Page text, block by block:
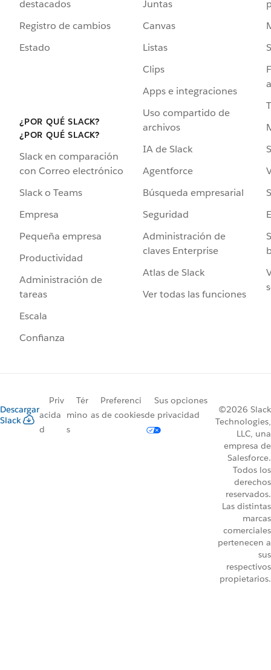
destacados
Registro de cambios
Estado
¿POR QUÉ SLACK?
¿POR QUÉ SLACK?
Slack en comparación
con Correo electrónico
Slack o Teams
Empresa
Pequeña empresa
Productividad
Administración de
tareas
Escala
Confianza
Juntas
Canvas
Listas
Clips
Apps e integraciones
Uso compartido de
archivos
IA de Slack
Agentforce
Búsqueda empresarial
Seguridad
Administración de
claves Enterprise
Atlas de Slack
Ver todas las funciones
Descargar
Slack
Priv
acida
d
Tér
mino
s
Preferenci
as de cookies
Sus opciones
de privacidad
©2026 Slack
Technologies,
LLC, una
empresa de
Salesforce.
Todos los
derechos
reservados.
Las distintas
marcas
comerciales
pertenecen a
sus
respectivos
propietarios.